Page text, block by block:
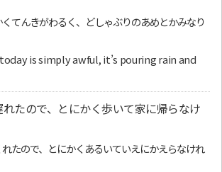
てんきがわるく、どしゃぶりのあめとかみなり
is simply awful, it’s pouring rain and
たので、とにかく歩いて家に帰らなけ
たので、とにかくあるいていえにかえらなけれ